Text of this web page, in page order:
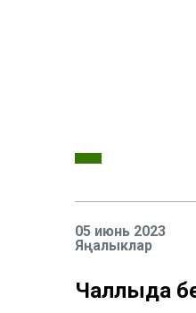
05 июнь 2023
Яңалыклар
Чаллыда